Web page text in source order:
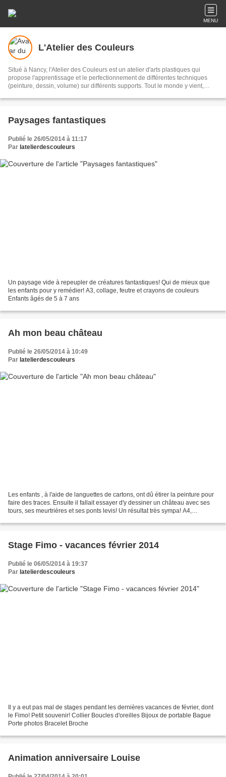
MENU
L'Atelier des Couleurs
Situé à Nancy, l'Atelier des Couleurs est un atelier d'arts plastiques qui
propose l'apprentissage et le perfectionnement de différentes techniques
(peinture, dessin, volume) sur différents supports. Tout le monde y vient,
pratiques et des expériences. L'Atelier des Couleurs, c'est aussi un espace
travail. Un espace de créations originales!
Paysages fantastiques
Publié le 26/05/2014 à 11:17
Par latelierdescouleurs
Un paysage vide à repeupler de créatures fantastiques! Qui de mieux que
les enfants pour y remédier! A3, collage, feutre et crayons de couleurs
Enfants âgés de 5 à 7 ans
Ah mon beau château
Publié le 26/05/2014 à 10:49
Par latelierdescouleurs
Les enfants , à l'aide de languettes de cartons, ont dû étirer la peinture pour
faire des traces. Ensuite il fallait essayer d'y dessiner un château avec ses
tours, ses meurtrières et ses ponts levis! Un résultat très sympa! A4,
Stage Fimo - vacances février 2014
Publié le 06/05/2014 à 19:37
Par latelierdescouleurs
Il y a eut pas mal de stages pendant les dernières vacances de février, dont
le Fimo! Petit souvenir! Collier Boucles d'oreilles Bijoux de portable Bague
Porte photos Bracelet Broche
Animation anniversaire Louise